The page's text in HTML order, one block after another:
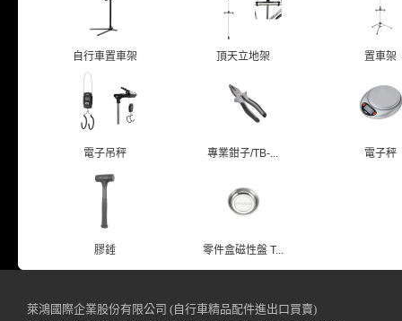
自行車置車架 頂天立地架 置車架
電子吊秤 專業鉗子/TB-... 電子秤
膠錘 零件盒磁性盤 T...
萊鴻國際企業股份有限公司 (自行車精品配件進出口買賣)